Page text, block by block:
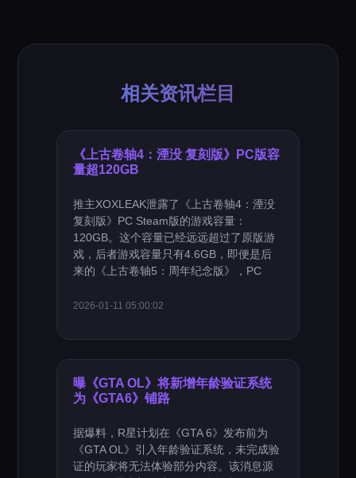
相关资讯栏目
《上古卷轴4：湮没 复刻版》PC版容
量超120GB
推主XOXLEAK泄露了《上古卷轴4：湮没
复刻版》PC Steam版的游戏容量：
120GB。这个容量已经远远超过了原版游
戏，后者游戏容量只有4.6GB，即便是后
来的《上古卷轴5：周年纪念版》，PC
2026-01-11 05:00:02
曝《GTA OL》将新增年龄验证系统
为《GTA6》铺路
据爆料，R星计划在《GTA 6》发布前为
《GTA OL》引入年龄验证系统，未完成验
证的玩家将无法体验部分内容。该消息源